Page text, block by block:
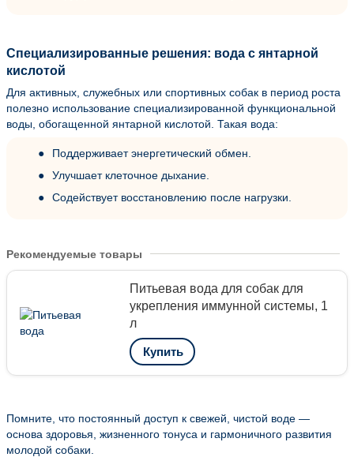
Специализированные решения: вода с янтарной
кислотой
Для активных, служебных или спортивных собак в период роста
полезно использование специализированной функциональной
воды, обогащенной янтарной кислотой. Такая вода:
Поддерживает энергетический обмен.
Улучшает клеточное дыхание.
Содействует восстановлению после нагрузки.
Рекомендуемые товары
Питьевая вода для собак для
укрепления иммунной системы, 1
л
Купить
Помните, что постоянный доступ к свежей, чистой воде —
основа здоровья, жизненного тонуса и гармоничного развития
молодой собаки.